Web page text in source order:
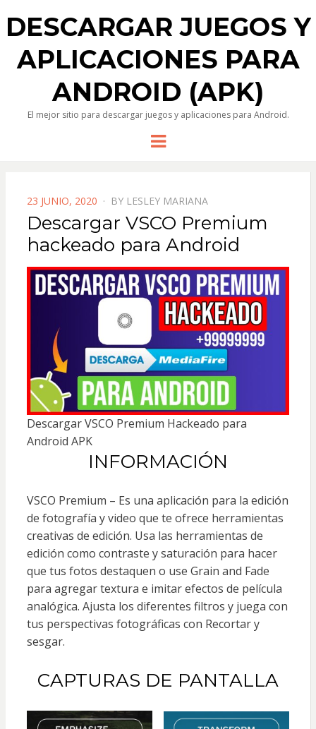
DESCARGAR JUEGOS Y
APLICACIONES PARA
ANDROID (APK)
El mejor sitio para descargar juegos y aplicaciones para Android.
Menu
POSTED
ON
23 JUNIO, 2020 BY LESLEY MARIANA
Descargar VSCO Premium
hackeado para Android
Descargar VSCO Premium Hackeado para
Android APK
INFORMACIÓN
VSCO Premium – Es una aplicación para la edición
de fotografía y video que te ofrece herramientas
creativas de edición. Usa las herramientas de
edición como contraste y saturación para hacer
que tus fotos destaquen o use Grain and Fade
para agregar textura e imitar efectos de película
analógica. Ajusta los diferentes filtros y juega con
tus perspectivas fotográficas con Recortar y
sesgar.
CAPTURAS DE PANTALLA